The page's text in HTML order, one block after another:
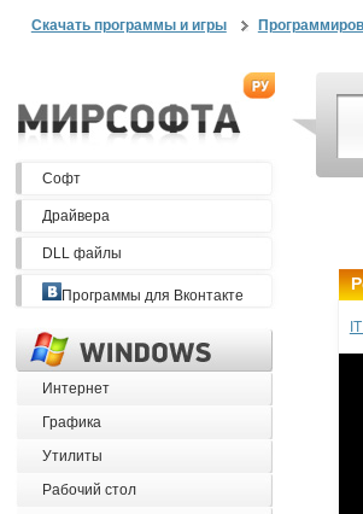
Скачать программы и игры
Софт
Драйвера
DLL файлы
Программы для Вконтакте
Интернет
Графика
Утилиты
Рабочий стол